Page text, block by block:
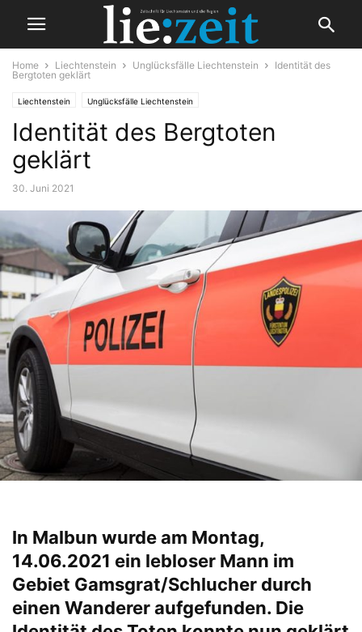
Home Liechtenstein Unglücksfälle Liechtenstein
Identität des
Bergtoten geklärt
Liechtenstein Unglücksfälle Liechtenstein
Identität des Bergtoten
geklärt
30. Juni 2021
In Malbun wurde am Montag,
14.06.2021 ein lebloser Mann im
Gebiet Gamsgrat/Schlucher durch
einen Wanderer aufgefunden. Die